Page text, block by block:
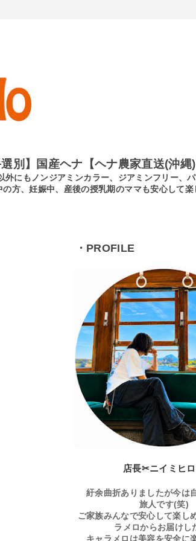
別】国産ヘナ【ヘナ農家直送(沖縄)
にもノンジアミンカラー、ジアミンフリー、
方、妊娠中、産後の授乳期のママも安心して楽
・PROFILE
店長✂ニイミヒ
紆余曲折ありましたが今は
旅人です(笑)
ご家族みんなで安心して楽し
ラメロからお届けし
キャラメロは美容を安全に